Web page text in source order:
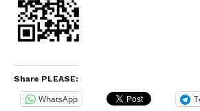
Share PLEASE:
WhatsApp